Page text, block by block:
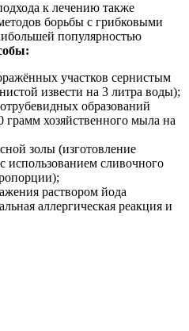
к лечению также
борьбы с грибковыми
популярностью
участков сернистым
извести на 3 литра воды);
образований
хозяйственного мыла на
золы (изготовление
использованием сливочного
раствором йода
аллергическая реакция и